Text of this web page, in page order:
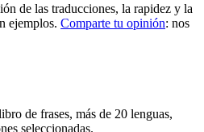
de las traducciones, la rapidez y la
ejemplos. Comparte tu opinión: nos
de frases, más de 20 lenguas,
seleccionadas.